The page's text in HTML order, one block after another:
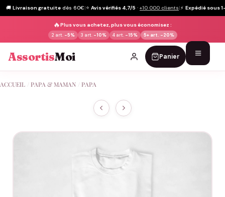
🚚 Livraison gratuite dès 60€|⭐ Avis vérifiés 4,7/5 · +10 000 clients|⚡ Expédié sous
🔥Plus vous achetez, plus vous économisez :
2 art. -5% 3 art. -10% 4 art. -15% 5+ art. -20%
AssortisMoi Panier
au
ACCUEIL PAPA & MAMAN PAPA